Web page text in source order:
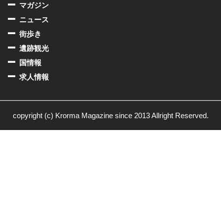
マガジン
ニュース
街歩き
遺跡観光
国情報
求人情報
copyright (c) Krorma Magazine since 2013 Allright Reserved.